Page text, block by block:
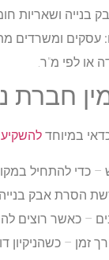
בנייה ושאריות
עסקים ומשרדים
או לפי מ"ר.
חברת
במיוחד להשקיע
– כדי להתחיל
הסרת אבק
– כאשר רוצים
זמן –